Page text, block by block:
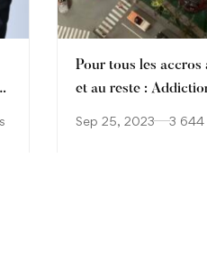
Pour tous les accros
et au reste :
Sep 25, 2023 3 644